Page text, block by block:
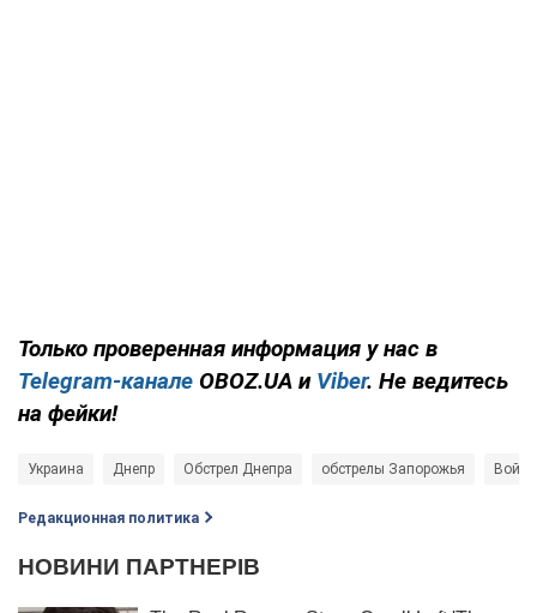
Только проверенная информация у нас в
Telegram-канале OBOZ.UA и Viber. Не ведитесь
на фейки!
Украина Днепр Обстрел Днепра обстрелы Запорожья
Редакционная политика